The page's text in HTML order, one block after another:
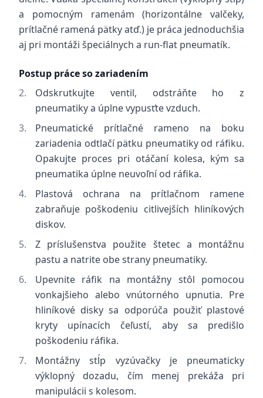
a pomocným ramenám (horizontálne valčeky,
prítlačné ramená pätky atď.) je práca jednoduchšia
aj pri montáži špeciálnych a run-flat pneumatík.
Postup práce so zariadením
Odskrutkujte ventil, odstráňte ho z
pneumatiky a úplne vypusťte vzduch.
Pneumatické prítlačné rameno na boku
zariadenia odtlačí pätku pneumatiky od ráfiku.
Opakujte proces pri otáčaní kolesa, kým sa
pneumatika úplne neuvoľní od ráfika.
Plastová ochrana na prítlačnom ramene
zabraňuje poškodeniu citlivejších hliníkových
diskov.
Z príslušenstva použite štetec a montážnu
pastu a natrite obe strany pneumatiky.
Upevnite ráfik na montážny stôl pomocou
vonkajšieho alebo vnútorného upnutia. Pre
hliníkové disky sa odporúča použiť plastové
kryty upínacích čeľustí, aby sa predišlo
poškodeniu ráfika.
Montážny stĺp vyzúvačky je pneumaticky
výklopný dozadu, čím menej prekáža pri
manipulácii s kolesom.